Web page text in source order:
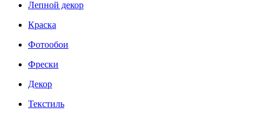
Лепной декор
Краска
Фотообои
Фрески
Декор
Текстиль